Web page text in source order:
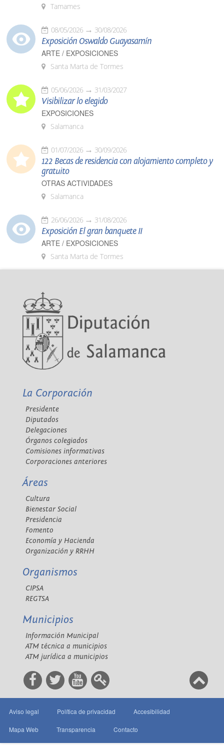
Tamames
08/05/2026 30/08/2026
Exposición Oswaldo Guayasamín
ARTE / EXPOSICIONES
Santa Marta de Tormes
05/06/2026 31/03/2027
Visibilizar lo elegido
EXPOSICIONES
Salamanca
01/07/2026 30/09/2026
122 Becas de residencia con alojamiento completo y
gratuito
OTRAS ACTIVIDADES
Salamanca
26/06/2026 31/08/2026
Exposición El gran banquete II
ARTE / EXPOSICIONES
Santa Marta de Tormes
La Corporación
Presidente
Diputados
Delegaciones
Órganos colegiados
Comisiones informativas
Corporaciones anteriores
Áreas
Cultura
Bienestar Social
Presidencia
Fomento
Economía y Hacienda
Organización y RRHH
Organismos
CIPSA
REGTSA
Municipios
Información Municipal
ATM técnica a municipios
ATM jurídica a municipios
Aviso legal Política de privacidad Accesibilidad
Mapa Web Transparencia Contacto